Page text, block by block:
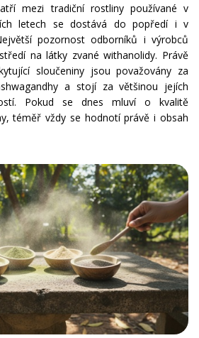
mezi tradiční rostliny používané v
letech se dostává do popředí i v
pozornost odborníků i výrobců
na látky zvané withanolidy. Právě
sloučeniny jsou považovány za
a stojí za většinou jejích
Pokud se dnes mluví o kvalitě
téměř vždy se hodnotí právě i obsah